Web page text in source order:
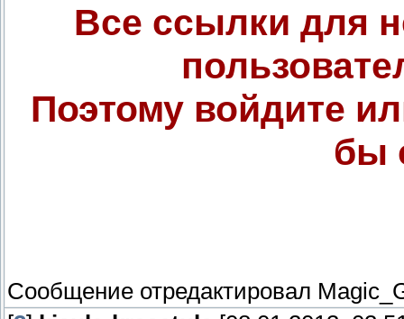
Все ссылки для
Поэтому войдите
бы
Сообщение отредактировал